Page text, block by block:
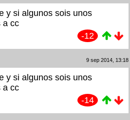
y si algunos sois unos
a cc
-12
9 sep 2014, 13:18
y si algunos sois unos
a cc
-14